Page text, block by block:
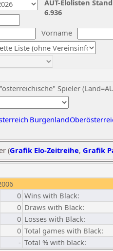
Vorname
Spieler
Burgenland
AUT-Elolisten
6.936
(Grafik Elo-Zeitreihe, Grafik
0 Wins with Black:
0 Draws with Black:
0 Losses with Black:
0 Total games with Black:
- Total % with black: